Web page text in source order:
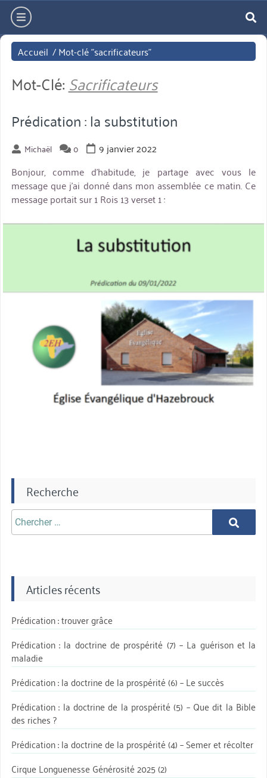
Aller
directement
au
contenu
hamburger
Accueil /Mot-clé "sacrificateurs"
Mot-Clé: Sacrificateurs
Prédication : la substitution
Michaël 0
9 janvier 2022
Bonjour, comme d’habitude, je partage avec vous le
message que j’ai donné dans mon assemblée ce matin. Ce
message portait sur 1 Rois 13 verset 1 :
miniature
Recherche
Chercher
aprè:
Chercher
Articles récents
Prédication : trouver grâce
Prédication : la doctrine de prospérité (7) – La guérison et la
maladie
Prédication : la doctrine de la prospérité (6) – Le succès
Prédication : la doctrine de la prospérité (5) – Que dit la Bible
des riches ?
Prédication : la doctrine de la prospérité (4) – Semer et récolter
Cirque Longuenesse Générosité 2025 (2)